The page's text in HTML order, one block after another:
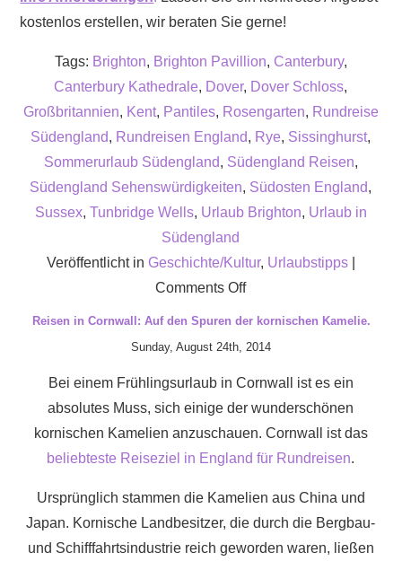
kostenlos erstellen, wir beraten Sie gerne!
Tags: Brighton, Brighton Pavillion, Canterbury,
Canterbury Kathedrale, Dover, Dover Schloss,
Großbritannien, Kent, Pantiles, Rosengarten, Rundreise
Südengland, Rundreisen England, Rye, Sissinghurst,
Sommerurlaub Südengland, Südengland Reisen,
Südengland Sehenswürdigkeiten, Südosten England,
Sussex, Tunbridge Wells, Urlaub Brighton, Urlaub in
Südengland
Veröffentlicht in Geschichte/Kultur, Urlaubstipps|
Comments Offon
mit
einer
Tour
durch
Reisen in Cornwall: Auf den Spuren der kornischen Kamelie.
Sunday, August 24th, 2014
Bei einem Frühlingsurlaub in Cornwall ist es ein
absolutes Muss, sich einige der wunderschönen
kornischen Kamelien anzuschauen. Cornwall ist das
beliebteste Reiseziel in England für Rundreisen.
Ursprünglich stammen die Kamelien aus China und
Japan. Kornische Landbesitzer, die durch die Bergbau-
und Schifffahrtsindustrie reich geworden waren, ließen